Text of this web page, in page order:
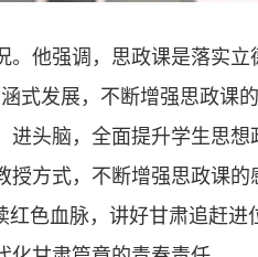
强调，思政课是落实立
式发展，不断增强思政课
头脑，全面提升学生思
方式，不断增强思政课
色血脉，讲好甘肃追赶